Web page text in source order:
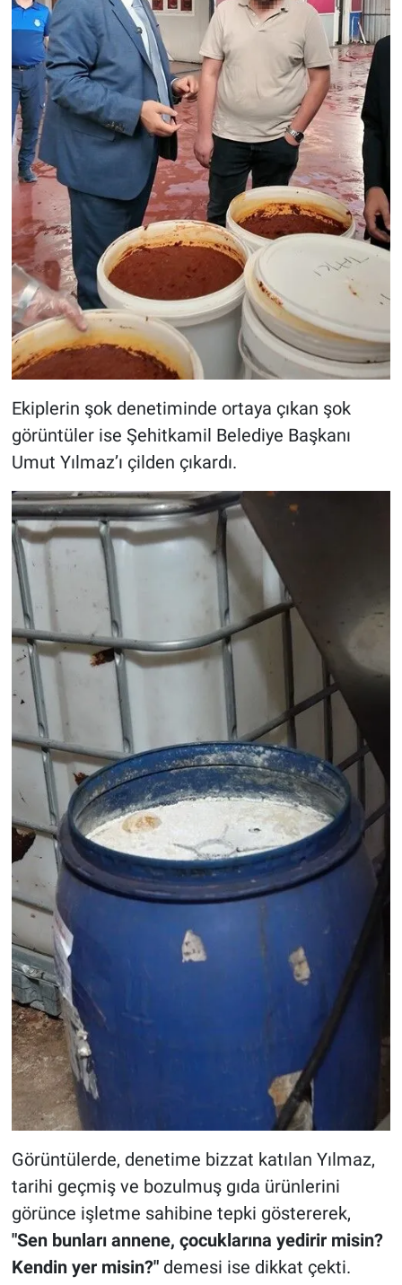
Ekiplerin şok denetiminde ortaya çıkan şok
görüntüler ise Şehitkamil Belediye Başkanı
Umut Yılmaz’ı çilden çıkardı.
Görüntülerde, denetime bizzat katılan Yılmaz,
tarihi geçmiş ve bozulmuş gıda ürünlerini
görünce işletme sahibine tepki göstererek,
"Sen bunları annene, çocuklarına yedirir misin?
Kendin yer misin?"demesi ise dikkat çekti.